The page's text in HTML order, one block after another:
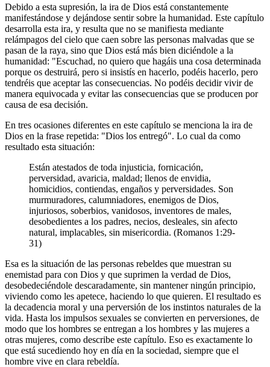
Debido a esta supresión, la ira de Dios está constantemente
manifestándose y dejándose sentir sobre la humanidad. Este capítulo
desarrolla esta ira, y resulta que no se manifiesta mediante
relámpagos del cielo que caen sobre las personas malvadas que se
pasan de la raya, sino que Dios está más bien diciéndole a la
humanidad: "Escuchad, no quiero que hagáis una cosa determinada
porque os destruirá, pero si insistís en hacerlo, podéis hacerlo, pero
tendréis que aceptar las consecuencias. No podéis decidir vivir de
manera equivocada y evitar las consecuencias que se producen por
causa de esa decisión.
En tres ocasiones diferentes en este capítulo se menciona la ira de
Dios en la frase repetida: "Dios los entregó". Lo cual da como
resultado esta situación:
Están atestados de toda injusticia, fornicación,
perversidad, avaricia, maldad; llenos de envidia,
homicidios, contiendas, engaños y perversidades. Son
murmuradores, calumniadores, enemigos de Dios,
injuriosos, soberbios, vanidosos, inventores de males,
desobedientes a los padres, necios, desleales, sin afecto
natural, implacables, sin misericordia. (Romanos 1:29-
31)
Esa es la situación de las personas rebeldes que muestran su
enemistad para con Dios y que suprimen la verdad de Dios,
desobedeciéndole descaradamente, sin mantener ningún principio,
viviendo como les apetece, haciendo lo que quieren. El resultado es
la decadencia moral y una perversión de los instintos naturales de la
vida. Hasta los impulsos sexuales se convierten en perversiones, de
modo que los hombres se entregan a los hombres y las mujeres a
otras mujeres, como describe este capítulo. Eso es exactamente lo
que está sucediendo hoy en día en la sociedad, siempre que el
hombre vive en clara rebeldía.